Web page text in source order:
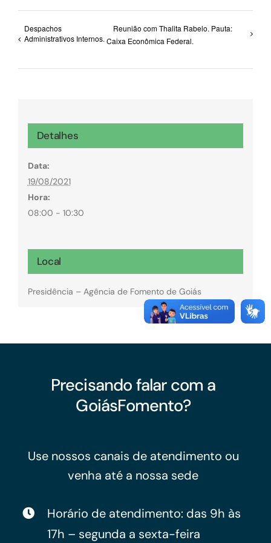
Despachos
Administrativos Internos.
Reunião com Thalita Rabelo. Pauta:
Caixa Econômica Federal.
Detalhes
Data:
19/08/2021
Hora:
08:00 - 10:30
Local
Presidência – Agência de Fomento de Goiás
Precisando falar com a
GoiásFomento?
Use nossos canais de atendimento ou
venha até a nossa sede
Horário de atendimento: das 9h às
17h – segunda a sexta-feira